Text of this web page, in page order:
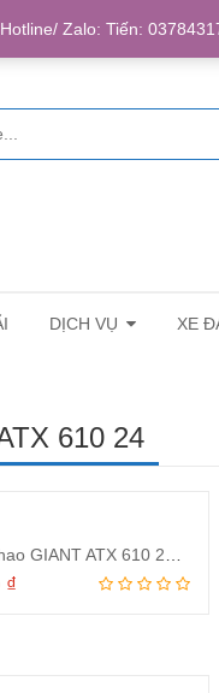
DỊCH VỤ XE
610 24
₫
Hotline/ Zalo: Tiến: